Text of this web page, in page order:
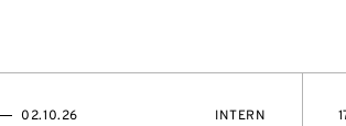
02.10.26 INTERN